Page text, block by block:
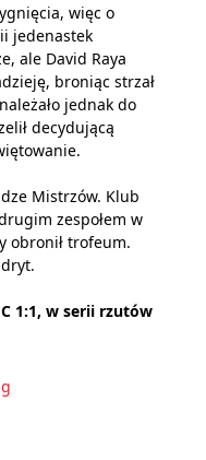
więc o
jedenastek
ale David Raya
broniąc strzał
jednak do
decydującą
Mistrzów. Klub
zespołem w
obronił trofeum.
1:1, w serii rzutów